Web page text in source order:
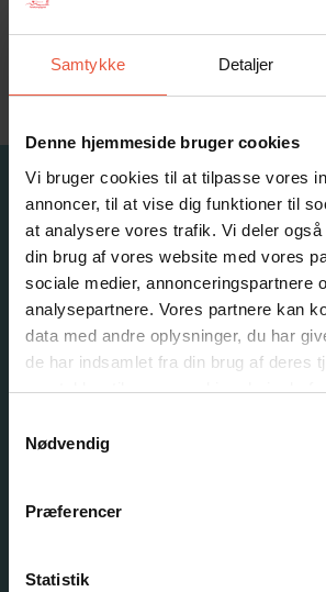
Samtykke Detaljer
Denne hjemmeside bruger cookies
Vi bruger cookies til at tilpasse vores
annoncer, til at vise dig funktioner til
at analysere vores trafik. Vi deler også
din brug af vores website med vores
sociale medier, annonceringspartnere
analysepartnere. Vores partnere kan
data med andre oplysninger, du har
de har indsamlet fra din brug af deres
samtykker til vores cookies, hvis du
Nødvendig
Præferencer
Statistik
Prøv en ny søgning eller et af disse links, for
Sommerhuse
Om os
Feriekompagniet
Horns Bjerge 4
DK-6857 Blåvand
CVR: 25871502
info@feriekompagniet.dk
Luksushuse